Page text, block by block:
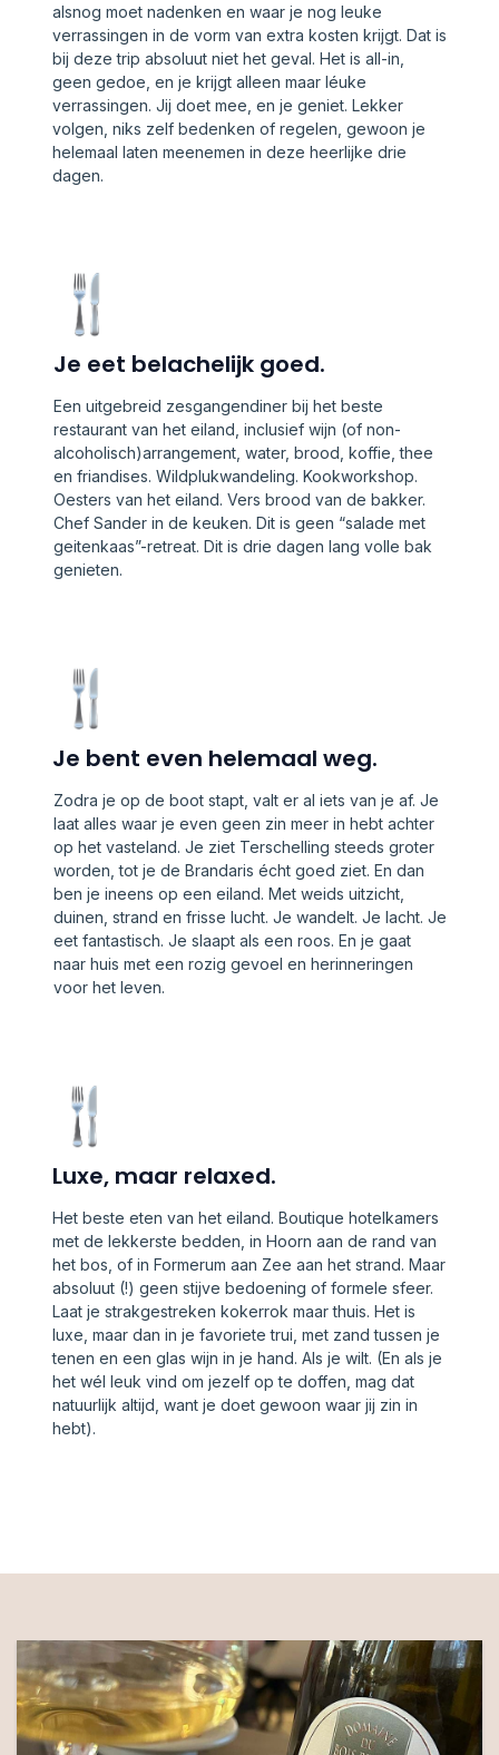
alsnog moet nadenken en waar je nog leuke
verrassingen in de vorm van extra kosten krijgt. Dat is
bij deze trip absoluut niet het geval. Het is all-in,
geen gedoe, en je krijgt alleen maar léuke
verrassingen. Jij doet mee, en je geniet. Lekker
volgen, niks zelf bedenken of regelen, gewoon je
helemaal laten meenemen in deze heerlijke drie
dagen.
Je eet belachelijk goed.
Een uitgebreid zesgangendiner bij het beste
restaurant van het eiland, inclusief wijn (of non-
alcoholisch)arrangement, water, brood, koffie, thee
en friandises. Wildplukwandeling. Kookworkshop.
Oesters van het eiland. Vers brood van de bakker.
Chef Sander in de keuken. Dit is geen “salade met
geitenkaas”-retreat. Dit is drie dagen lang volle bak
genieten.
Je bent even helemaal weg.
Zodra je op de boot stapt, valt er al iets van je af. Je
laat alles waar je even geen zin meer in hebt achter
op het vasteland. Je ziet Terschelling steeds groter
worden, tot je de Brandaris écht goed ziet. En dan
ben je ineens op een eiland. Met weids uitzicht,
duinen, strand en frisse lucht. Je wandelt. Je lacht. Je
eet fantastisch. Je slaapt als een roos. En je gaat
naar huis met een rozig gevoel en herinneringen
voor het leven.
Luxe, maar relaxed.
Het beste eten van het eiland. Boutique hotelkamers
met de lekkerste bedden, in Hoorn aan de rand van
het bos, of in Formerum aan Zee aan het strand. Maar
absoluut (!) geen stijve bedoening of formele sfeer.
Laat je strakgestreken kokerrok maar thuis. Het is
luxe, maar dan in je favoriete trui, met zand tussen je
tenen en een glas wijn in je hand. Als je wilt. (En als je
het wél leuk vind om jezelf op te doffen, mag dat
natuurlijk altijd, want je doet gewoon waar jij zin in
hebt).